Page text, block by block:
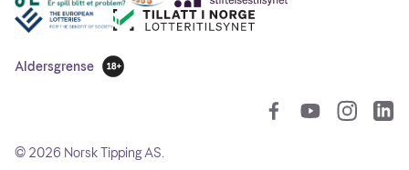
Aldersgrense
18 år
© 2026 Norsk Tipping AS.